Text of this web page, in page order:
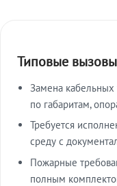
Типовые вызовы
Замена кабельных
по габаритам,
Требуется
среду с
Пожарные
полным